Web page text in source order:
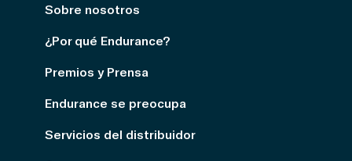
Sobre nosotros
¿Por qué Endurance?
Premios y Prensa
Endurance se preocupa
Servicios del distribuidor